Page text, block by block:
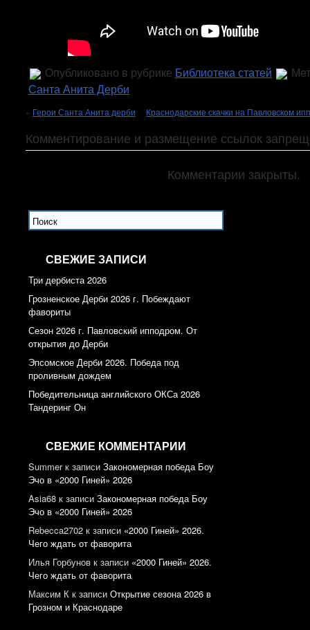
Опубликовано в рубрике Библиотека статей
Санта Анита Дерби
« Герои Санта Анита дерби Краснодарские скачки на Павловском
Комментирование и размещение ссылок
Комментарии закрыты.
СВЕЖИЕ ЗАПИСИ
Три дербиста 2026
Грозненское Дерби 2026 г. Побеждают
фавориты
Сезон 2026 г. Павловский ипподром. От
открытия до Дерби
Эпсомское Дерби 2026. Победа под
проливным дождем
Победительница английского ОКСа 2026
Тандеринг Он
СВЕЖИЕ КОММЕНТАРИИ
Summerк записи Закономерная победа Боу
Эчо в «2000 Гиней» 2026
Asia68 к записи Закономерная победа Боу
Эчо в «2000 Гиней» 2026
Rebecca2702 к записи «2000 Гиней» 2026.
Чего ждать от фаворита
Илья Горбунов к записи «2000 Гиней» 2026.
Чего ждать от фаворита
Максим К к записи Открытие сезона 2026 в
Грозном и Краснодаре